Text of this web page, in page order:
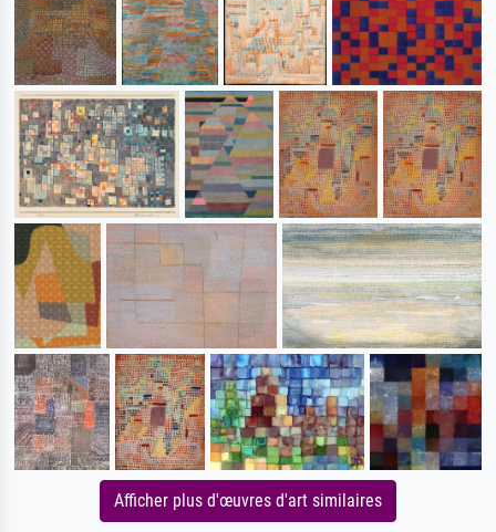
Afficher plus d'œuvres d'art similaires